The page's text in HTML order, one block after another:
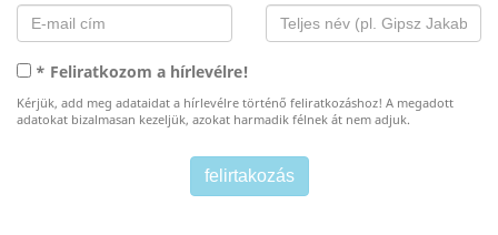
* Feliratkozom a hírlevélre!
Kérjük, add meg adataidat a hírlevélre történő feliratkozáshoz! A megadott
adatokat bizalmasan kezeljük, azokat harmadik félnek át nem adjuk.